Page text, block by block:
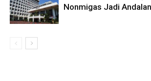
Nonmigas Jadi Andalan